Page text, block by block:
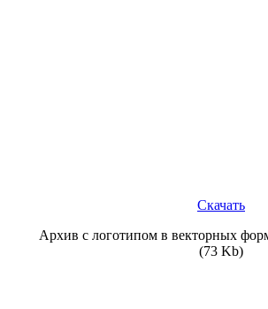
Скачать
Архив с логотипом в векторных
(73 Kb)